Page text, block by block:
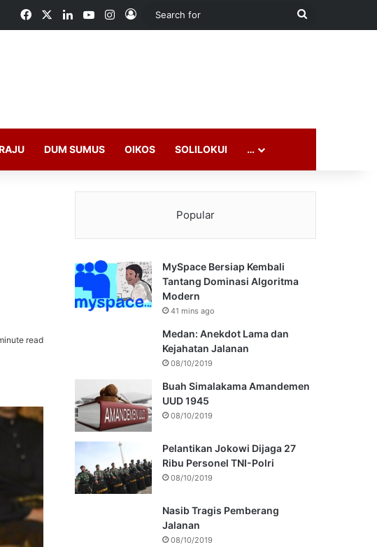
FacebookLinkedInYouTubeInstagram
Log In
Search
DUM SUMUS OIKOS SOLILOKUI …
read
Popular
MySpace Bersiap Kembali
Tantang Dominasi Algoritma
Modern
41 mins ago
Medan: Anekdot Lama dan
Kejahatan Jalanan
08/10/2019
Buah Simalakama Amandemen
UUD 1945
08/10/2019
Pelantikan Jokowi Dijaga 27
Ribu Personel TNI-Polri
08/10/2019
Nasib Tragis Pemberang
Jalanan
08/10/2019